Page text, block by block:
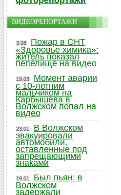
ВИДЕОРЕПОРТАЖИ
3.08
Пожар в СНТ
«Здоровье химика»:
житель показал
пепелище на видео
19.03
Момент аварии
с 10-летним
мальчиком на
Карбышева в
Волжском попал на
видео
23.01
В Волжском
эвакуировали
автомобили,
оставленные под
запрещающими
знаками
19.01
Был пьян: в
Волжском
задержали